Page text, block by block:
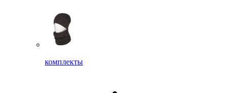
комплекты